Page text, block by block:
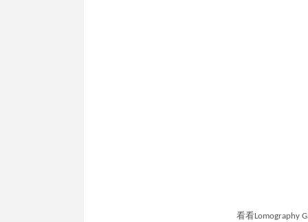
看看Lomography